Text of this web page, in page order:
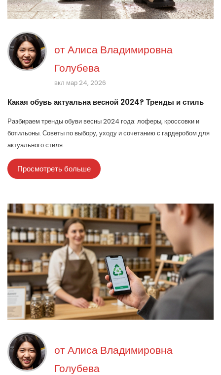
отАлиса Владимировна
Голубева
вкл мар 24, 2026
Какая обувь актуальна весной 2024? Тренды и стиль
Разбираем тренды обуви весны 2024 года: лоферы, кроссовки и
ботильоны. Советы по выбору, уходу и сочетанию с гардеробом для
актуального стиля.
Просмотреть больше
отАлиса Владимировна
Голубева